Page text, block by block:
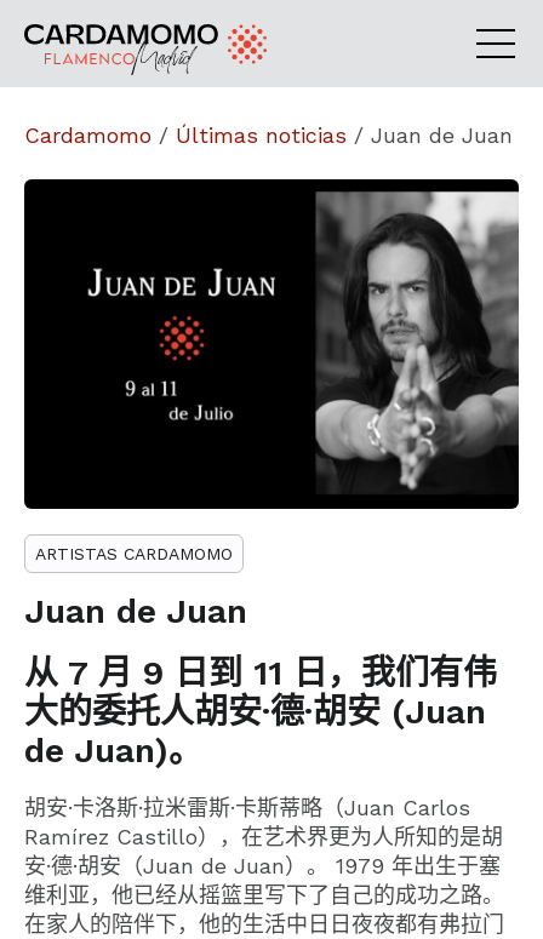
Cardamomo / Últimas noticias / Juan de Juan
ARTISTAS CARDAMOMO
Juan de Juan
从 7 月 9 日到 11 日，我们有伟
大的委托人胡安·德·胡安 (Juan
de Juan)。
胡安·卡洛斯·拉米雷斯·卡斯蒂略（Juan Carlos
Ramírez Castillo），在艺术界更为人所知的是胡
安·德·胡安（Juan de Juan）。 1979 年出生于塞
维利亚，他已经从摇篮里写下了自己的成功之路。
在家人的陪伴下，他的生活中日日夜夜都有弗拉门